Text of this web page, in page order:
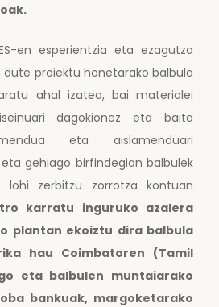
en esperientzia eta ezagutza
dute proiektu honetarako balbula
ahal izatea, bai materialei
dagokionez eta baita
eta aislamenduari
gehiago birfindegian balbulek
zerbitzu zorrotza kontuan
karratu inguruko azalera
plantan ekoiztu dira balbula
hau Coimbatoren (Tamil
eta balbulen muntaiarako
bankuak, margoketarako